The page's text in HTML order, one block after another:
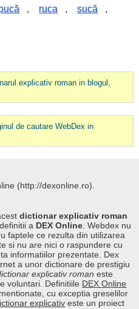
, ruca , sucă ,
explicativ roman in blogul,
de cautare WebDex in
(http://dexonline.ro).
dictionar explicativ roman
a DEX Online . Webdex nu
faptele ce rezulta din utilizarea
si nu are nici o raspundere cu
informatiilor prezentate. Dex
a unor dictionare de prestigiu
explicativ roman este
voluntari. Definitiile DEX Online
cu exceptia greselilor
explicativ este un proiect